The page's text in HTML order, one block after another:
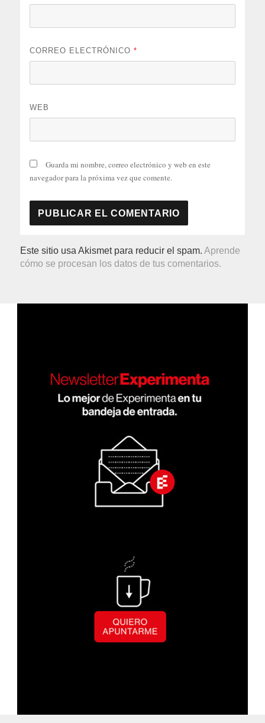
CORREO ELECTRÓNICO*
WEB
Guarda mi nombre, correo electrónico y web en este
navegador para la próxima vez que comente.
Este sitio usa Akismet para reducir el spam.Aprende
cómo se procesan los datos de tus comentarios.